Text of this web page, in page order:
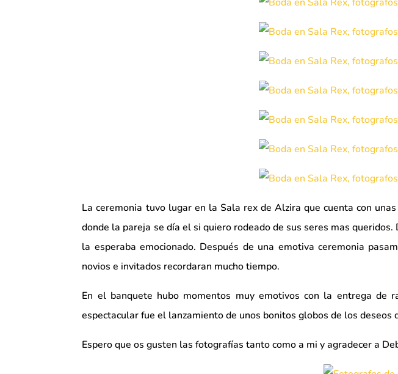
La ceremonia tuvo lugar en la Sala rex de Alzira que cuenta con
donde la pareja se día el si quiero rodeado de sus seres mas
la esperaba emocionado. Después de una emotiva ceremonia
novios e invitados recordaran mucho tiempo.
En el banquete hubo momentos muy emotivos con la entrega
espectacular fue el lanzamiento de unos bonitos globos de los
Espero que os gusten las fotografías tanto como a mi y agradecer a